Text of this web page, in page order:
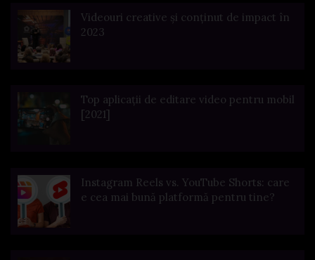
Videouri creative și conținut de impact în
2023
Top aplicații de editare video pentru mobil
[2021]
Instagram Reels vs. YouTube Shorts: care
e cea mai bună platformă pentru tine?